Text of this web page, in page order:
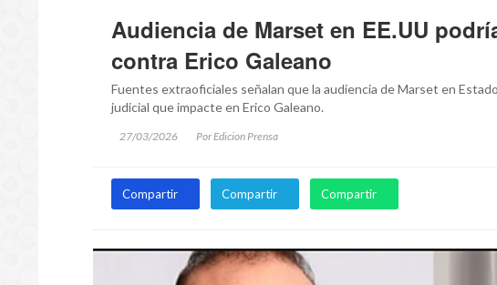
Audiencia de Marset en EE.UU
contra Erico Galeano
Fuentes extraoficiales señalan que la audiencia de Marset en
judicial que impacte en Erico Galeano.
27/03/2026 Por Edicion Prensa
Compartir Compartir Compartir